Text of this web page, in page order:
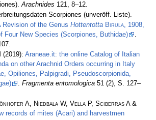
Arachnides 121, 8–12.
Scorpiones (unveröff. Liste).
Revision of the Genus Hottentotta Birula, 1908,
Four New Species (Scorpiones, Buthidae)
.
(2019): Araneae.it: the online Catalog of Italian
on other Arachnid Orders occurring in Italy
Opiliones, Palpigradi, Pseudoscorpionida,
. Fragmenta entomologica 51 (2), S. 127–
A, Niedbała W, Vella P, Sciberras A &
records of mites (Acari) and harvestmen